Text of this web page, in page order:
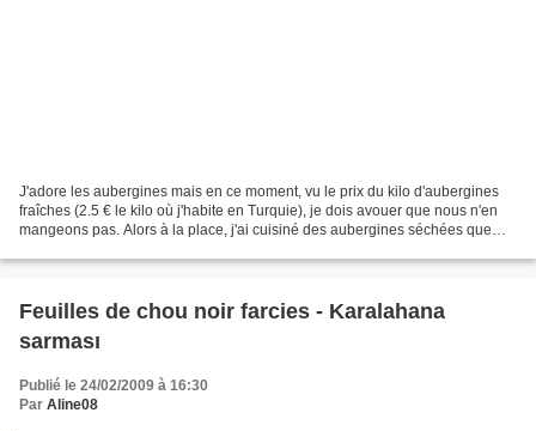
J'adore les aubergines mais en ce moment, vu le prix du kilo d'aubergines
fraîches (2.5 € le kilo où j'habite en Turquie), je dois avouer que nous n'en
mangeons pas. Alors à la place, j'ai cuisiné des aubergines séchées que
Feuilles de chou noir farcies - Karalahana
sarması
Publié le 24/02/2009 à 16:30
Par Aline08